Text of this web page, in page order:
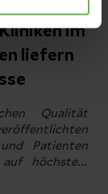
im
liefern
Qualität
Patienten
höchstem